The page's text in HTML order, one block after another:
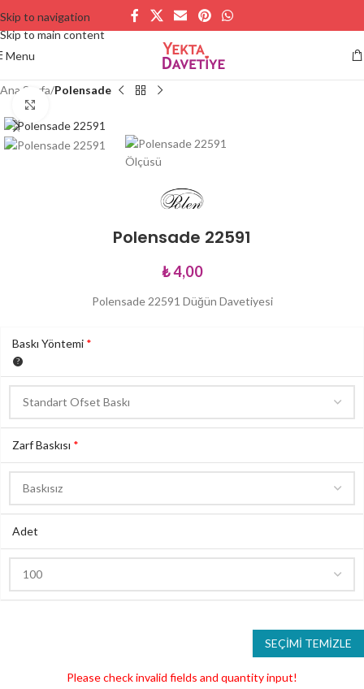
Skip to navigation
Skip to main content
Menu
Ana Sayfa Polensade
Polensade 22591
₺4,00
Polensade 22591 Düğün Davetiyesi
Baskı Yöntemi *
Zarf Baskısı *
Adet
SEÇIMI TEMIZLE
Please check invalid fields and quantity input!